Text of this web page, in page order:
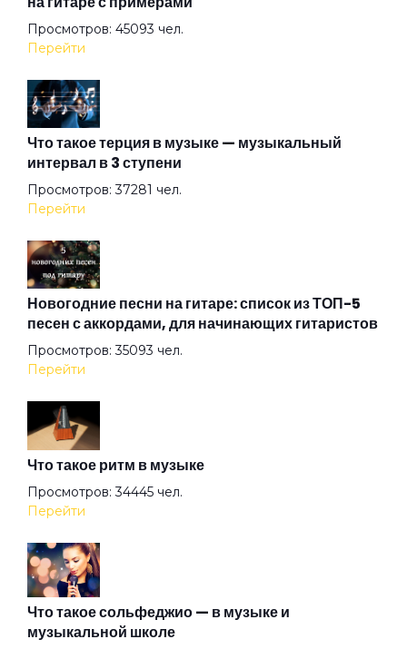
Вот же это слово
Вот и тень моя...
Вот и я не иду до конца
Все вокруг боятся радости паяца
Всё остальное дым
Всё хорошо!
Герой
Герр Захер Мазох
Просмотров: 45093 чел.
Перейти
Что такое терция в музыке — музыкальный
интервал в 3 ступени
Просмотров: 37281 чел.
Перейти
Новогодние песни на гитаре: список из ТОП-5
песен с аккордами, для начинающих гитаристов
Просмотров: 35093 чел.
Перейти
Что такое ритм в музыке
Просмотров: 34445 чел.
Перейти
Что такое сольфеджио — в музыке и
музыкальной школе